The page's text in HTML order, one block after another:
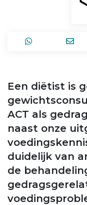
Een diëtist is
ACT als
naast onze
duidelijk van
de